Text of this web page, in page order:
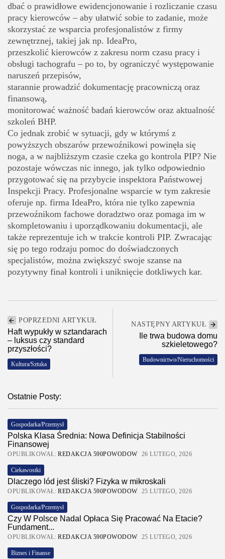
dbać o prawidłowe ewidencjonowanie i rozliczanie czasu
pracy kierowców – aby ułatwić sobie to zadanie, może
skorzystać ze wsparcia profesjonalistów z firmy
zewnętrznej, takiej jak np. IdeaPro,
przeszkolić kierowców z zakresu norm czasu pracy i
obsługi tachografu – po to, by ograniczyć występowanie
naruszeń przepisów,
starannie prowadzić dokumentację pracowniczą oraz
finansową,
monitorować ważność badań kierowców oraz aktualność
szkoleń BHP.
Co jednak zrobić w sytuacji, gdy w którymś z
powyższych obszarów przewoźnikowi powinęła się
noga, a w najbliższym czasie czeka go kontrola PIP? Nie
pozostaje wówczas nic innego, jak tylko odpowiednio
przygotować się na przybycie inspektora Państwowej
Inspekcji Pracy. Profesjonalne wsparcie w tym zakresie
oferuje np. firma IdeaPro, która nie tylko zapewnia
przewoźnikom fachowe doradztwo oraz pomaga im w
skompletowaniu i uporządkowaniu dokumentacji, ale
także reprezentuje ich w trakcie kontroli PIP. Zwracając
się po tego rodzaju pomoc do doświadczonych
specjalistów, można zwiększyć swoje szanse na
pozytywny finał kontroli i uniknięcie dotkliwych kar.
POPRZEDNI ARTYKUŁ
Haft wypukły w sztandarach
– luksus czy standard
przyszłości?
Kultura/Sztuka
NASTĘPNY ARTYKUŁ
Ile trwa budowa domu
szkieletowego?
Budownictwo/Nieruchomości
Ostatnie Posty:
Gospodarka/Przemysł
Polska Klasa Średnia: Nowa Definicja Stabilności
Finansowej
OPUBLIKOWAŁ: REDAKCJA 590POWODOW 26 LUTEGO, 2026
Ciekawostki
Dlaczego lód jest śliski? Fizyka w mikroskali
OPUBLIKOWAŁ: REDAKCJA 590POWODOW 25 LUTEGO, 2026
Gospodarka/Przemysł
Czy W Polsce Nadal Opłaca Się Pracować Na Etacie?
Fundament...
OPUBLIKOWAŁ: REDAKCJA 590POWODOW 25 LUTEGO, 2026
Biznes i Finanse